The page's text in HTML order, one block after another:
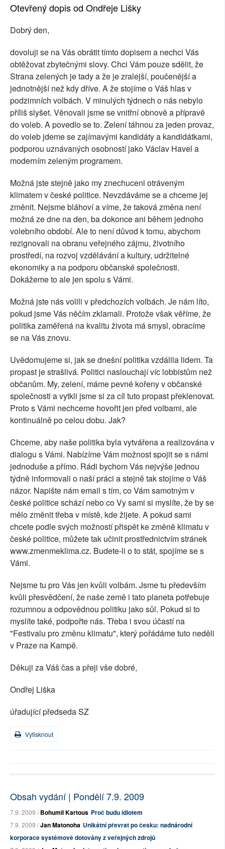
Otevřený dopis od Ondřeje Lišky
Dobrý den,
dovoluji se na Vás obrátit tímto dopisem a nechci Vás
obtěžovat zbytečnými slovy. Chci Vám pouze sdělit, že
Strana zelených je tady a že je zralejší, poučenější a
jednotnější než kdy dříve. A že stojíme o Váš hlas v
podzimních volbách. V minulých týdnech o nás nebylo
příliš slyšet. Věnovali jsme se vnitřní obnově a přípravě
do voleb. A povedlo se to. Zelení táhnou za jeden provaz,
do voleb jdeme se zajímavými kandidáty a kandidátkami,
podporou uznávaných osobností jako Václav Havel a
moderním zeleným programem.
Možná jste stejně jako my znechuceni otráveným
klimatem v české politice. Nevzdáváme se a chceme jej
změnit. Nejsme bláhoví a víme, že taková změna není
možná ze dne na den, ba dokonce ani během jednoho
volebního období. Ale to není důvod k tomu, abychom
rezignovali na obranu veřejného zájmu, životního
prostředí, na rozvoj vzdělávání a kultury, udržitelné
ekonomiky a na podporu občanské společnosti.
Dokážeme to ale jen spolu s Vámi.
Možná jste nás volili v předchozích volbách. Je nám líto,
pokud jsme Vás něčím zklamali. Protože však věříme, že
politika zaměřená na kvalitu života má smysl, obracíme
se na Vás znovu.
Uvědomujeme si, jak se dnešní politika vzdálila lidem. Ta
propast je strašlivá. Politici naslouchají víc lobbistům než
občanům. My, zelení, máme pevné kořeny v občanské
společnosti a vytkli jsme si za cíl tuto propast překlenovat.
Proto s Vámi nechceme hovořit jen před volbami, ale
kontinuálně po celou dobu. Jak?
Chceme, aby naše politika byla vytvářena a realizována v
dialogu s Vámi. Nabízíme Vám možnost spojit se s námi
jednoduše a přímo. Rádi bychom Vás nejvýše jednou
týdně informovali o naší práci a stejně tak stojíme o Váš
názor. Napište nám email s tím, co Vám samotným v
české politice schází nebo co Vy sami si myslíte, že by se
mělo změnit třeba v místě, kde žijete. A pokud sami
chcete podle svých možností přispět ke změně klimatu v
české politice, můžete tak učinit prostřednictvím stránek
www.zmenmeklima.cz. Budete-li o to stát, spojíme se s
Vámi.
Nejsme tu pro Vás jen kvůli volbám. Jsme tu především
kvůli přesvědčení, že naše země i tato planeta potřebuje
rozumnou a odpovědnou politiku jako sůl. Pokud si to
myslíte také, podpořte nás. Třeba i svou účastí na
"Festivalu pro změnu klimatu", který pořádáme tuto neděli
v Praze na Kampě.
Děkuji za Váš čas a přeji vše dobré,
Ondřej Liška
úřadující předseda SZ
Vytisknout
Obsah vydání | Pondělí 7.9. 2009
7.9. 2009 /Bohumil Kartous Proč budu idiotem
7.9. 2009 /Jan Matonoha Unikátní převrat po česku: nadnárodní
korporace systémově dotovány z veřejných zdrojů